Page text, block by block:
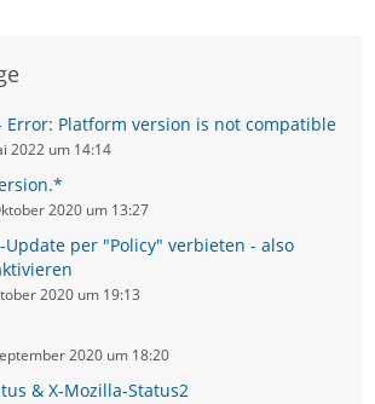
Error: Platform version is not compatible
2022 um 14:14
2020 um 13:27
per "Policy" verbieten - also
2020 um 19:13
2020 um 18:20
& X-Mozilla-Status2